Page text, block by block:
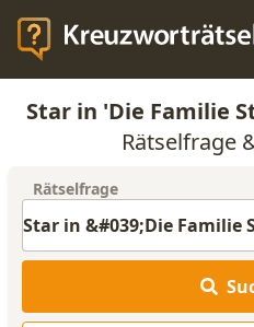
Star in 'Die Familie
Rätselfrage
Rätselfrage